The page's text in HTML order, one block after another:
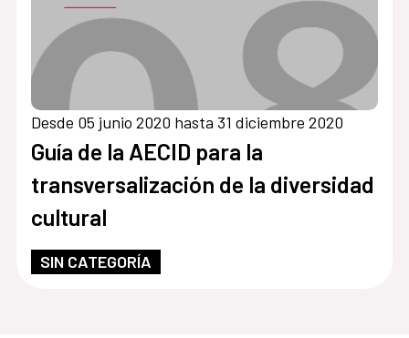
Desde 05 junio 2020 hasta 31 diciembre 2020
Guía de la AECID para la
transversalización de la diversidad
cultural
SIN CATEGORÍA